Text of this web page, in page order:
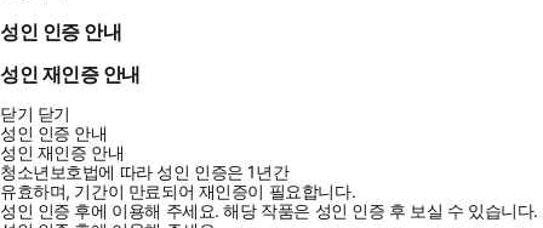
성인 인증 안내
성인 재인증 안내
닫기 닫기
성인 인증 안내
성인 재인증 안내
청소년보호법에 따라 성인 인증은 1년간
유효하며, 기간이 만료되어 재인증이 필요합니다.
성인 인증 후에 이용해 주세요.해당 작품은 성인 인증 후 보실 수 있습니다.